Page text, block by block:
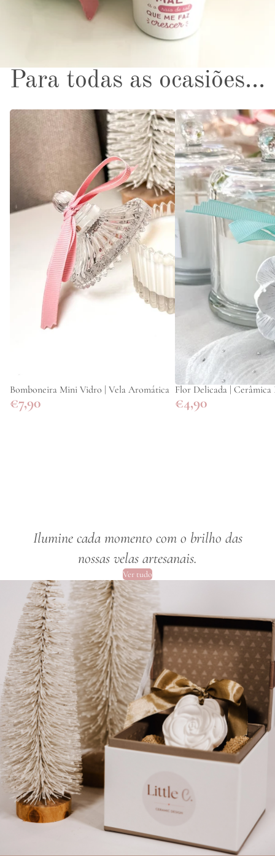
Para todas as ocasiões...
Bomboneira Mini Vidro | Vela Aromática
€7,90
Flor Delicada | Cerâmica
€4,90
Ilumine cada momento com o brilho das
nossas velas artesanais.
Ver tudo